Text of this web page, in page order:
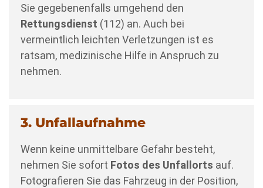
Sie gegebenenfalls umgehend den
Rettungsdienst (112) an. Auch bei
vermeintlich leichten Verletzungen ist es
ratsam, medizinische Hilfe in Anspruch zu
nehmen.
3. Unfallaufnahme
Wenn keine unmittelbare Gefahr besteht,
nehmen Sie sofort Fotos des Unfallorts auf.
Fotografieren Sie das Fahrzeug in der Position,